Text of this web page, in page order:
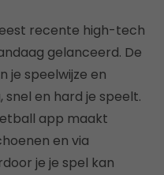
recente high-tech
gelanceerd. De
je speelwijze en
snel en hard je speelt.
app maakt
en via
je je spel kan